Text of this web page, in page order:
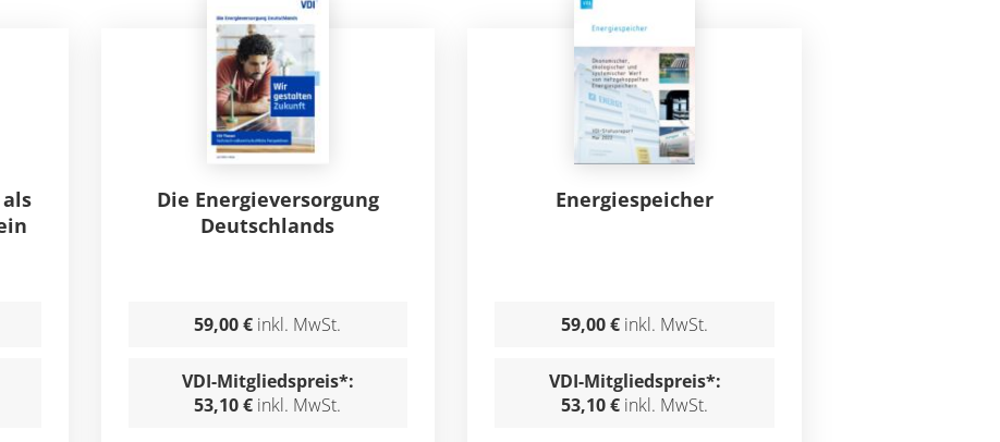
Die Energieversorgung
Deutschlands
59,00 € inkl. MwSt.
VDI-Mitgliedspreis*:
53,10 € inkl. MwSt.
Energiespeicher
59,00 € inkl. MwSt.
VDI-Mitgliedspreis*:
53,10 € inkl. MwSt.